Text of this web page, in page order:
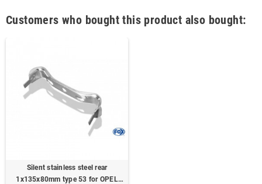
Customers who bought this product also bought:
Silent stainless steel rear
1x135x80mm type 53 for OPEL